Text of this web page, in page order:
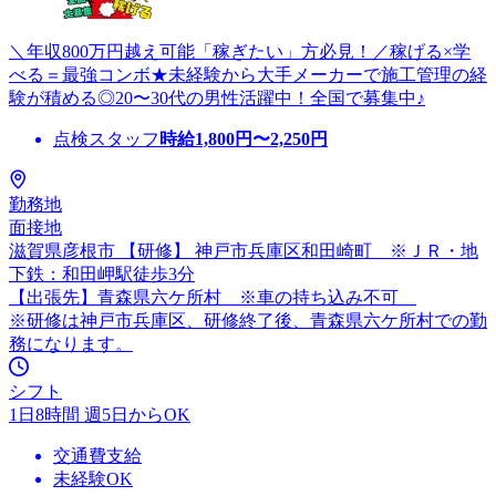
＼年収800万円越え可能「稼ぎたい」方必見！／稼げる×学
べる＝最強コンボ★未経験から大手メーカーで施工管理の経
験が積める◎20〜30代の男性活躍中！全国で募集中♪
点検スタッフ 時給1,800円〜2,250円
勤務地
面接地
滋賀県彦根市 【研修】 神戸市兵庫区和田崎町 ※ＪＲ・地
下鉄：和田岬駅徒歩3分
【出張先】青森県六ケ所村 ※車の持ち込み不可
※研修は神戸市兵庫区、研修終了後、青森県六ケ所村での勤
務になります。
シフト
1日8時間 週5日からOK
交通費支給
未経験OK